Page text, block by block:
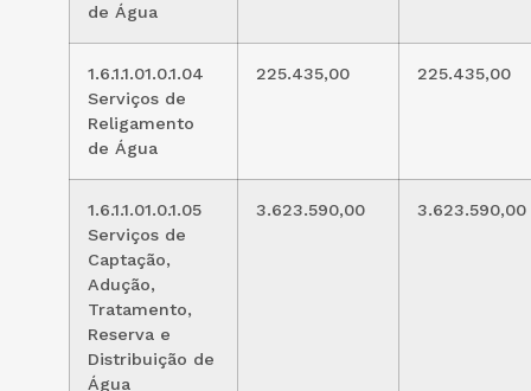
de Água
1.6.1.1.01.0.1.04
Serviços de
Religamento
de Água
225.435,00 225.435,00
1.6.1.1.01.0.1.05
Serviços de
Captação,
Adução,
Tratamento,
Reserva e
Distribuição de
Água
3.623.590,00 3.623.590,00